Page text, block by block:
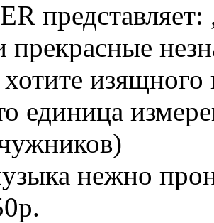
прекрасные
изящного
единица
нежно